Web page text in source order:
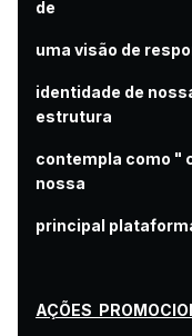
de
uma visão de
identidade de
estrutura
contempla como "
nossa
principal
AÇÕES